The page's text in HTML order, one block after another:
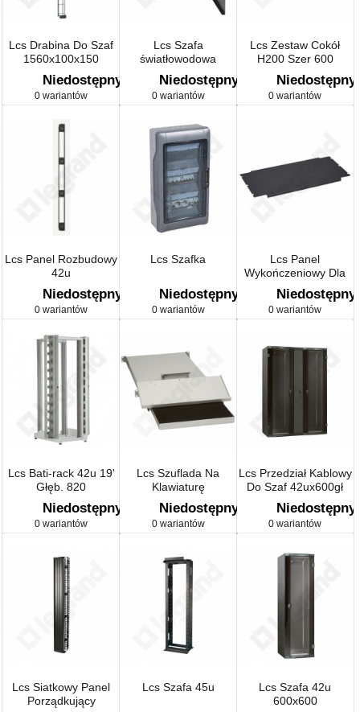
Lcs Drabina Do Szaf
1560x100x150
Niedostępny
0 wariantów
Lcs Szafa
światłowodowa
Niedostępny
0 wariantów
Lcs Zestaw Cokół
H200 Szer 600
Niedostępny
0 wariantów
Lcs Panel Rozbudowy
42u
Niedostępny
0 wariantów
Lcs Szafka
Niedostępny
0 wariantów
Lcs Panel
Wykończeniowy Dla
Szafy Nr Ref. 0464 06
Niedostępny
0 wariantów
Lcs Bati-rack 42u 19'
Głęb. 820
Niedostępny
0 wariantów
Lcs Szuflada Na
Klawiaturę
Niedostępny
0 wariantów
Lcs Przedział Kablowy
Do Szaf 42ux600gł
Niedostępny
0 wariantów
Lcs Siatkowy Panel
Porządkujący
Lcs Szafa 45u
Lcs Szafa 42u
600x600